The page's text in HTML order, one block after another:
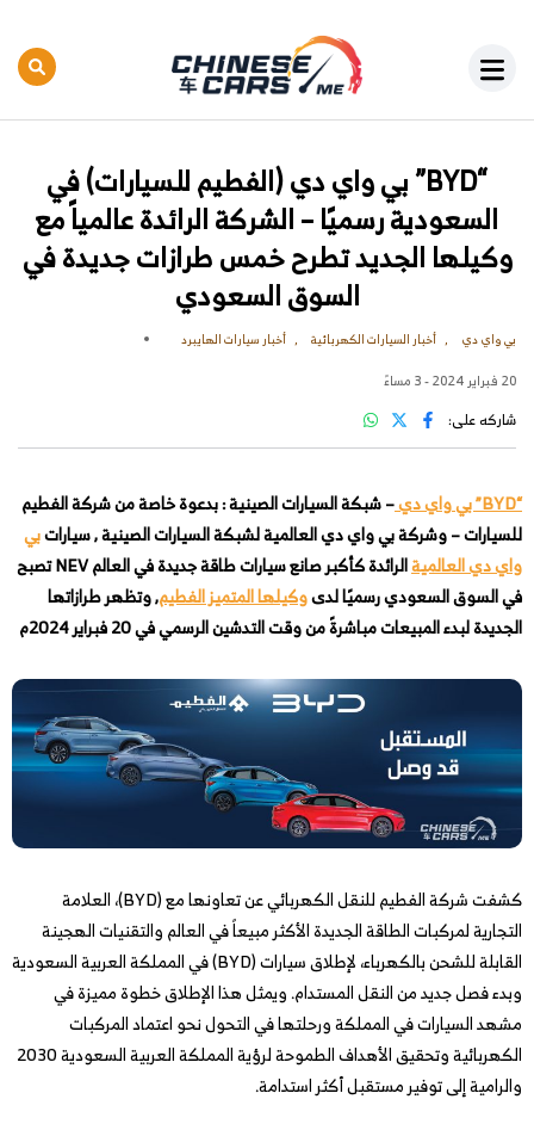
“BYD” بي واي دي (الفطيم للسيارات) في
السعودية رسميًا – الشركة الرائدة عالمياً مع
وكيلها الجديد تطرح خمس طرازات جديدة في
السوق السعودي
بي واي دي أخبار السيارات الكهربائية أخبار سيارات الهايبرد
20 فبراير 2024 - 3 مساءً
شاركه على:
“BYD” بي واي دي
– شبكة السيارات الصينية : بدعوة خاصة من شركة الفطيم
للسيارات – وشركة بي واي دي العالمية لشبكة السيارات الصينية , سياراتبي
واي دي العالمية
الرائدة كأكبر صانع سيارات طاقة جديدة في العالم NEV تصبح
في السوق السعودي رسميًا لدىوكيلها المتميز الفطيم, وتظهر طرازاتها
الجديدة لبدء المبيعات مباشرةً من وقت التدشين الرسمي في 20 فبراير 2024م
كشفت شركة الفطيم للنقل الكهربائي عن تعاونها مع (BYD)، العلامة
التجارية لمركبات الطاقة الجديدة الأكثر مبيعاً في العالم والتقنيات الهجينة
القابلة للشحن بالكهرباء، لإطلاق سيارات (BYD) في المملكة العربية السعودية
وبدء فصل جديد من النقل المستدام. ويمثل هذا الإطلاق خطوة مميزة في
مشهد السيارات في المملكة ورحلتها في التحول نحو اعتماد المركبات
الكهربائية وتحقيق الأهداف الطموحة لرؤية المملكة العربية السعودية 2030
والرامية إلى توفير مستقبل أكثر استدامة.